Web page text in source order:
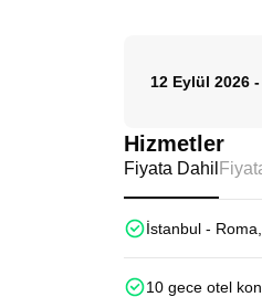
12 Eylül 2026 -
Hizmetler
Fiyata Dahil
İstanbul -
10 gece otel